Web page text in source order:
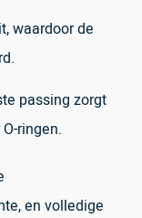
waardoor de
passing zorgt
ringen.
en volledige